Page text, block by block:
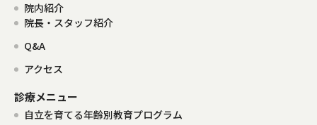
院内紹介
院長・スタッフ紹介
Q&A
アクセス
診療メニュー
自立を育てる年齢別教育プログラム